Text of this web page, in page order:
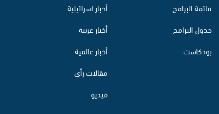
قائمة البرامج
جدول البرامج
بودكاست
أخبار اسرائيلية
أخبار عربية
أخبار عالمية
مقالات رأي
فيديو